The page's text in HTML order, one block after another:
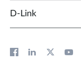
D‑Link